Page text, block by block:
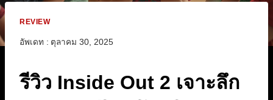
REVIEW
อัพเดท : ตุลาคม 30, 2025
รีวิว Inside Out 2 เจาะลึก